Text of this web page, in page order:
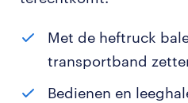
Met de heftruck
transportband
Bedienen en